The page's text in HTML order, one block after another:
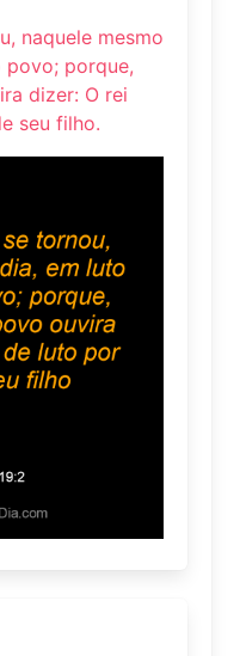
naquele mesmo
porque,
dizer: O rei
seu filho.